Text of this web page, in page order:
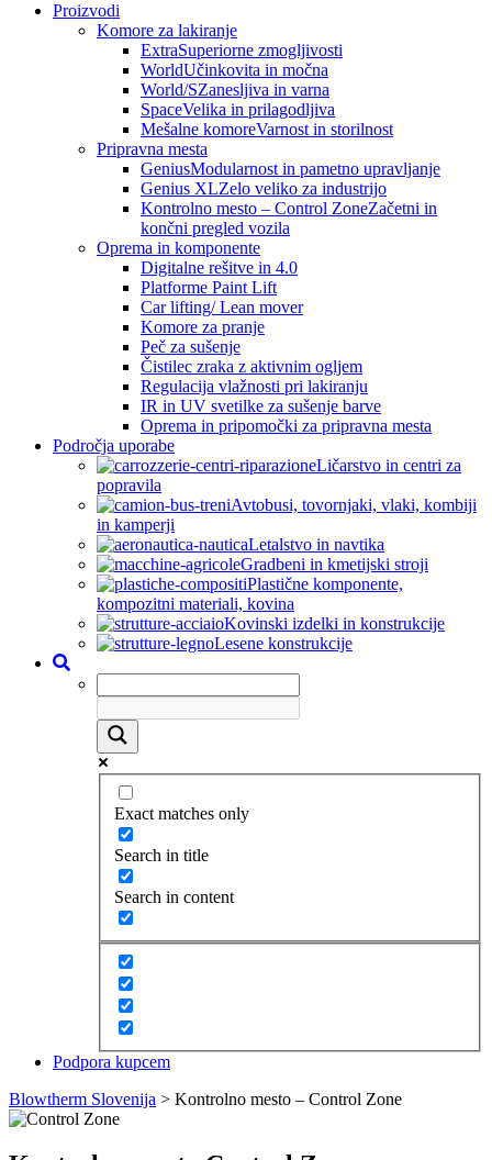
Proizvodi
Komore za lakiranje
ExtraSuperiorne zmogljivosti
WorldUčinkovita in močna
World/SZanesljiva in varna
SpaceVelika in prilagodljiva
Mešalne komoreVarnost in storilnost
Pripravna mesta
GeniusModularnost in pametno upravljanje
Genius XLZelo veliko za industrijo
Kontrolno mesto – Control ZoneZačetni in
končni pregled vozila
Oprema in komponente
Digitalne rešitve in 4.0
Platforme Paint Lift
Car lifting/ Lean mover
Komore za pranje
Peč za sušenje
Čistilec zraka z aktivnim ogljem
Regulacija vlažnosti pri lakiranju
IR in UV svetilke za sušenje barve
Oprema in pripomočki za pripravna mesta
Področja uporabe
Ličarstvo in centri za
popravila
Avtobusi, tovornjaki, vlaki, kombiji
in kamperji
Letalstvo in navtika
Gradbeni in kmetijski stroji
Plastične komponente,
kompozitni materiali, kovina
Kovinski izdelki in konstrukcije
Lesene konstrukcije
Exact matches only
Search in title
Search in content
Podpora kupcem
Blowtherm Slovenija > Kontrolno mesto – Control Zone